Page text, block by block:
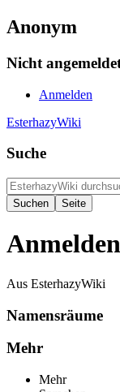
Anonym
Nicht
Anmelden
EsterhazyWiki
Suche
Anmelden
Aus EsterhazyWiki
Namensräume
Mehr
Mehr